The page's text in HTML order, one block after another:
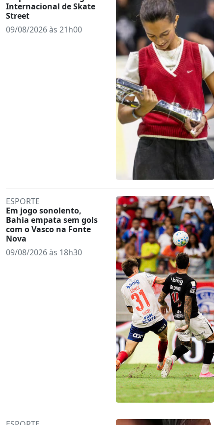
Internacional de Skate
Street
09/08/2026 às 21h00
ESPORTE
Em jogo sonolento,
Bahia empata sem gols
com o Vasco na Fonte
Nova
09/08/2026 às 18h30